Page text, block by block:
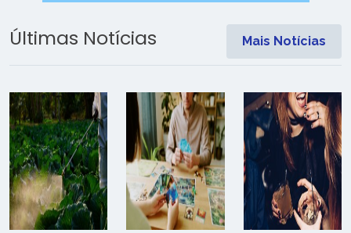
Últimas Notícias Mais Notícias